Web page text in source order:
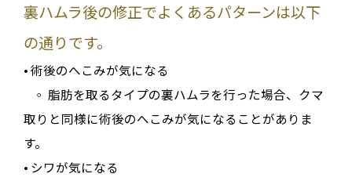
裏ハムラ後の修正でよくあるパターンは以下
の通りです。
•術後のへこみが気になる
◦ 脂肪を取るタイプの裏ハムラを行った場合、クマ
取りと同様に術後のへこみが気になることがありま
す。
• シワが気になる